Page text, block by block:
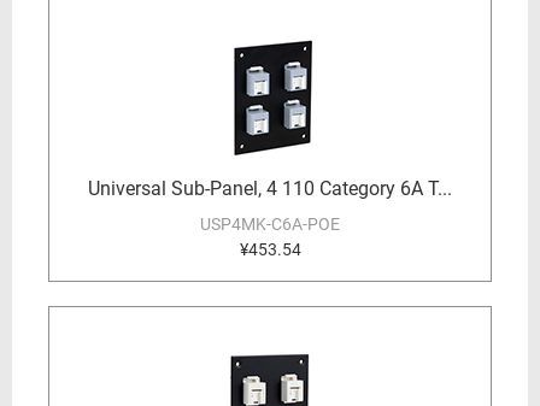
Universal Sub-Panel, 4 110 Category 6A T...
USP4MK-C6A-POE
¥453.54